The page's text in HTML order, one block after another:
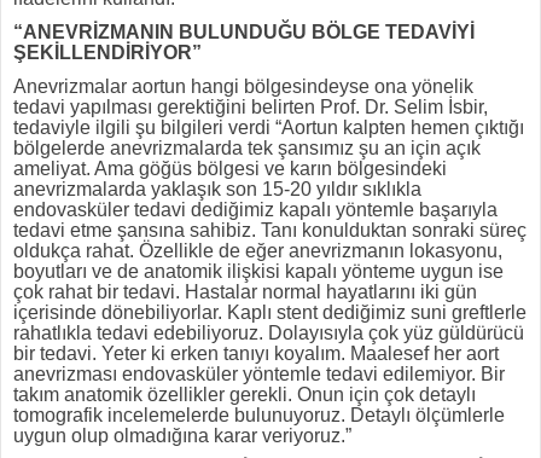
“ANEVRİZMANIN BULUNDUĞU BÖLGE TEDAVİYİ
ŞEKİLLENDİRİYOR”
Anevrizmalar aortun hangi bölgesindeyse ona yönelik
tedavi yapılması gerektiğini belirten Prof. Dr. Selim İsbir,
tedaviyle ilgili şu bilgileri verdi “Aortun kalpten hemen çıktığı
bölgelerde anevrizmalarda tek şansımız şu an için açık
ameliyat. Ama göğüs bölgesi ve karın bölgesindeki
anevrizmalarda yaklaşık son 15-20 yıldır sıklıkla
endovasküler tedavi dediğimiz kapalı yöntemle başarıyla
tedavi etme şansına sahibiz. Tanı konulduktan sonraki süreç
oldukça rahat. Özellikle de eğer anevrizmanın lokasyonu,
boyutları ve de anatomik ilişkisi kapalı yönteme uygun ise
çok rahat bir tedavi. Hastalar normal hayatlarını iki gün
içerisinde dönebiliyorlar. Kaplı stent dediğimiz suni greftlerle
rahatlıkla tedavi edebiliyoruz. Dolayısıyla çok yüz güldürücü
bir tedavi. Yeter ki erken tanıyı koyalım. Maalesef her aort
anevrizması endovasküler yöntemle tedavi edilemiyor. Bir
takım anatomik özellikler gerekli. Onun için çok detaylı
tomografik incelemelerde bulunuyoruz. Detaylı ölçümlerle
uygun olup olmadığına karar veriyoruz.”